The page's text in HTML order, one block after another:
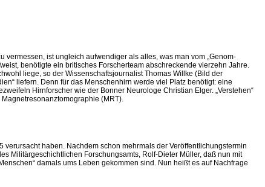
ist ungleich aufwendiger als alles, was man vom „Genom-
benötigte ein britisches Forscherteam abschreckende vierzehn Jahre.
liege, so der Wissenschaftsjournalist Thomas Willke (Bild der
liefern. Denn für das Menschenhirn werde viel Platz benötigt: eine
Hirnforscher wie der Bonner Neurologe Christian Elger. „Verstehen“
(MRT).
haben. Nachdem schon mehrmals der Veröffentlichungstermin
Militärgeschichtlichen Forschungsamts, Rolf-Dieter Müller, daß nun mit
damals ums Leben gekommen sind. Nun heißt es auf Nachfrage